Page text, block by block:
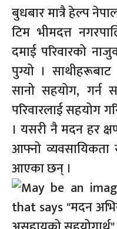
बुधबार मात्रै हेल्प
टिम भीमदत्त
दमाई परिवारको
पुग्यो ।
सानो सहयोग,
परिवारलाई सहयोग
। यसरी नै मदन हर
आफ्नो
आएका छन् ।